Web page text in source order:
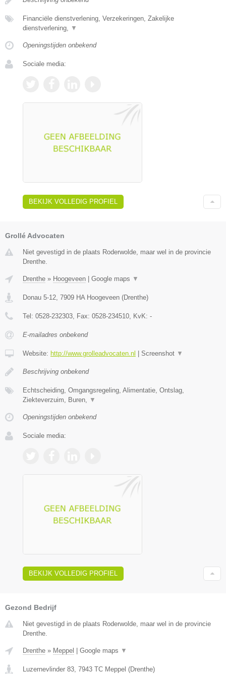
Financiële dienstverlening, Verzekeringen, Zakelijke
dienstverlening, ▼
Openingstijden onbekend
Sociale media:
BEKIJK VOLLEDIG PROFIEL
Grollé Advocaten
Niet gevestigd in de plaats Roderwolde, maar wel in de provincie
Drenthe.
Drenthe » Hoogeveen Google maps ▼
Donau 5-12, 7909 HA Hoogeveen (Drenthe)
Tel: 0528-232303, Fax: 0528-234510, KvK: -
E-mailadres onbekend
Website: http://www.grolleadvocaten.nl Screenshot ▼
Beschrijving onbekend
Echtscheiding, Omgangsregeling, Alimentatie, Ontslag,
Ziekteverzuim, Buren, ▼
Openingstijden onbekend
Sociale media:
BEKIJK VOLLEDIG PROFIEL
Gezond Bedrijf
Niet gevestigd in de plaats Roderwolde, maar wel in de provincie
Drenthe.
Drenthe » Meppel Google maps ▼
Luzernevlinder 83 7943 TC Meppel (Drenthe)